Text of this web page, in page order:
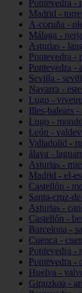
Pontevedra -
Madrid -
A-coruña -
Málaga - nerja
Asturias -
Pontevedra -
Pontevedra -
Sevilla -
Navarra -
Lugo - viveiro
Illes-balears -
Lugo -
León -
Valladolid -
álava -
Asturias -
Madrid - el-
Castellón -
Santa-cruz-
Asturias -
Castellón -
Barcelona -
Cuenca -
Pontevedra -
Pontevedra -
Huelva -
Gipuzkoa -